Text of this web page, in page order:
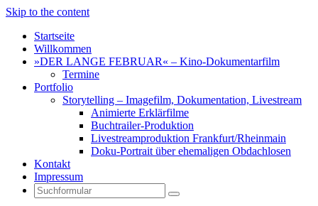
Skip to the content
Startseite
Willkommen
»DER LANGE FEBRUAR« – Kino-Dokumentarfilm
Termine
Portfolio
Storytelling – Imagefilm, Dokumentation, Livestream
Animierte Erklärfilme
Buchtrailer-Produktion
Livestreamproduktion Frankfurt/Rheinmain
Doku-Portrait über ehemaligen Obdachlosen
Kontakt
Impressum
Search